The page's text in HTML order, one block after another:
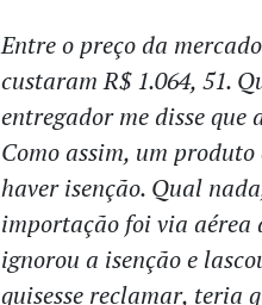
Entre o preço da
custaram R$ 1.064, 51.
entregador me disse que
Como assim, um
haver isenção. Qual
importação foi via aérea
ignorou a isenção e
quisesse reclamar, teria